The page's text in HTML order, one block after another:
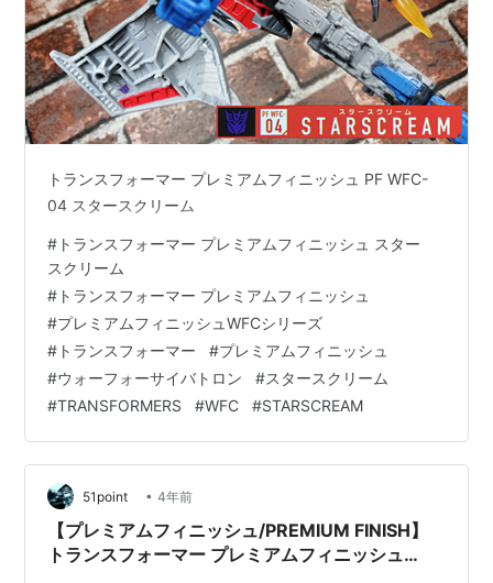
トランスフォーマー プレミアムフィニッシュ PF WFC-
04 スタースクリーム
# トランスフォーマー プレミアムフィニッシュ スター
スクリーム
# トランスフォーマー プレミアムフィニッシュ
#プレミアムフィニッシュWFCシリーズ
# トランスフォーマー #プレミアムフィニッシュ
#ウォーフォーサイバトロン #スタースクリーム
#TRANSFORMERS #WFC #STARSCREAM
51point • 4年前
【プレミアムフィニッシュ/PREMIUM FINISH】
トランスフォーマー プレミアムフィニッシュ